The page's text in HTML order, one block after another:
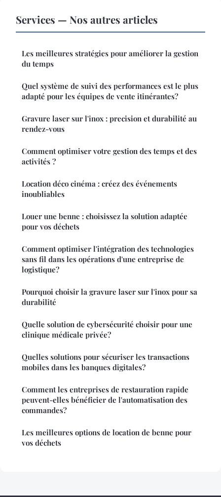
Services — Nos autres articles
Les meilleures stratégies pour améliorer la gestion
du temps
Quel système de suivi des performances est le plus
adapté pour les équipes de vente itinérantes?
Gravure laser sur l'inox : precision et durabilité au
rendez-vous
Comment optimiser votre gestion des temps et des
activités ?
Location déco cinéma : créez des événements
inoubliables
Louer une benne : choisissez la solution adaptée
pour vos déchets
Comment optimiser l'intégration des technologies
sans fil dans les opérations d'une entreprise de
logistique?
Pourquoi choisir la gravure laser sur l'inox pour sa
durabilité
Quelle solution de cybersécurité choisir pour une
clinique médicale privée?
Quelles solutions pour sécuriser les transactions
mobiles dans les banques digitales?
Comment les entreprises de restauration rapide
peuvent-elles bénéficier de l'automatisation des
commandes?
Les meilleures options de location de benne pour
vos déchets